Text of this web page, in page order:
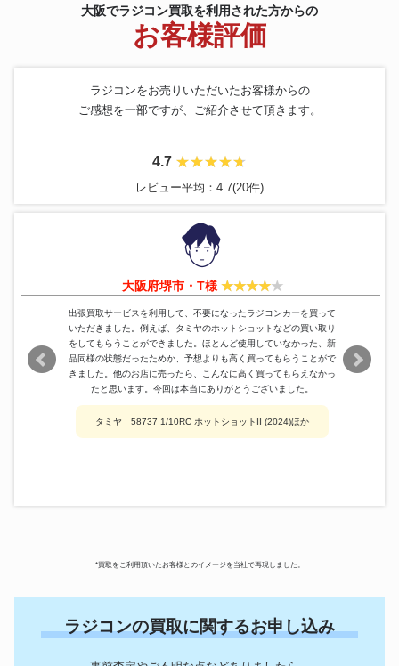
SUNGA カルゾー LM750 ラ
ジコン草刈機
161,000円
ARRIS M680
ドローン
QYSEA FIFISH V-EVO 37,800円
大阪でラジコン買取を利用された方からの
お客様評価
ラジコンをお売りいただいたお客様からの
ご感想を一部ですが、ご紹介させて頂きます。
4.7
レビュー平均：4.7(20件)
大阪府堺市・T様
出張買取サービスを利用して、不要になったラジコンカーを買って
いただきました。例えば、タミヤのホットショットなどの買い取り
をしてもらうことができました。ほとんど使用していなかった、新
品同様の状態だったためか、予想よりも高く買ってもらうことがで
きました。他のお店に売ったら、こんなに高く買ってもらえなかっ
たと思います。今回は本当にありがとうございました。
タミヤ 58737 1/10RC ホットショットII (2024)ほか
*買取をご利用頂いたお客様とのイメージを当社で再現しました。
ラジコンの買取に関するお申し込み